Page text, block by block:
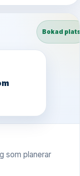
Bokad
som planerar